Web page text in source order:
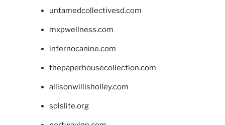
untamedcollectivesd.com
mxpwellness.com
infernocanine.com
thepaperhousecollection.com
allisonwillisholley.com
solslite.org